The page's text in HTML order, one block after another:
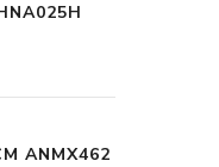
ANMX462